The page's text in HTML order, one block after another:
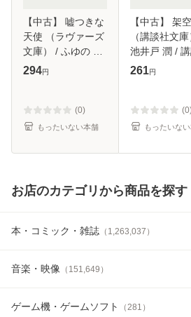
【中古】 嘘つきな
天使 （ラヴァーズ
文庫） / ふゆの 仁
子 / 竹書房 [文庫]
294円
(0)
もったいない本舗
【中古】 架
（講談社文
池井戸 潤 / 講
[文庫]【メー
261円
もったいな
お店のカテゴリから商品を探す
本・コミック・雑誌 （ 1,263,037 ）
音楽・映像 （ 151,649 ）
ゲーム機・ゲームソフト （281 ）